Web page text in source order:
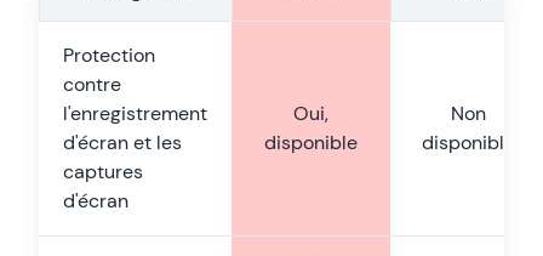
Protection
contre
l'enregistrement
d'écran et les
captures
d'écran
Oui,
disponible
Non
disponible